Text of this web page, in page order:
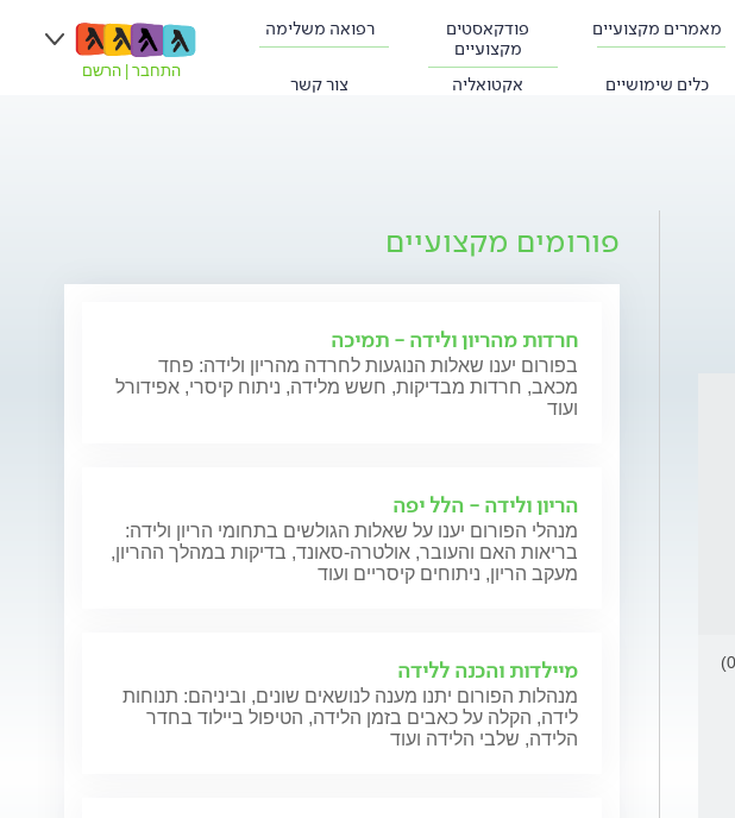
מאמרים מקצועיים
פודקאסטים
מקצועיים
רפואה משלימה
כלים שימושיים אקטואליה צור קשר
התחבר הרשם
פורומים מקצועיים
חרדות מהריון ולידה - תמיכה
בפורום יענו שאלות הנוגעות לחרדה מהריון ולידה: פחד
מכאב, חרדות מבדיקות, חשש מלידה, ניתוח קיסרי, אפידורל
ועוד
הריון ולידה - הלל יפה
מנהלי הפורום יענו על שאלות הגולשים בתחומי הריון ולידה:
בריאות האם והעובר, אולטרה-סאונד, בדיקות במהלך ההריון,
מעקב הריון, ניתוחים קיסריים ועוד
מיילדות והכנה ללידה
מנהלות הפורום יתנו מענה לנושאים שונים, וביניהם: תנוחות
לידה, הקלה על כאבים בזמן הלידה, הטיפול ביילוד בחדר
הלידה, שלבי הלידה ועוד